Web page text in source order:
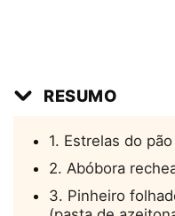
RESUMO
1. Estrelas do
2. Abóbora
3. Pinheiro